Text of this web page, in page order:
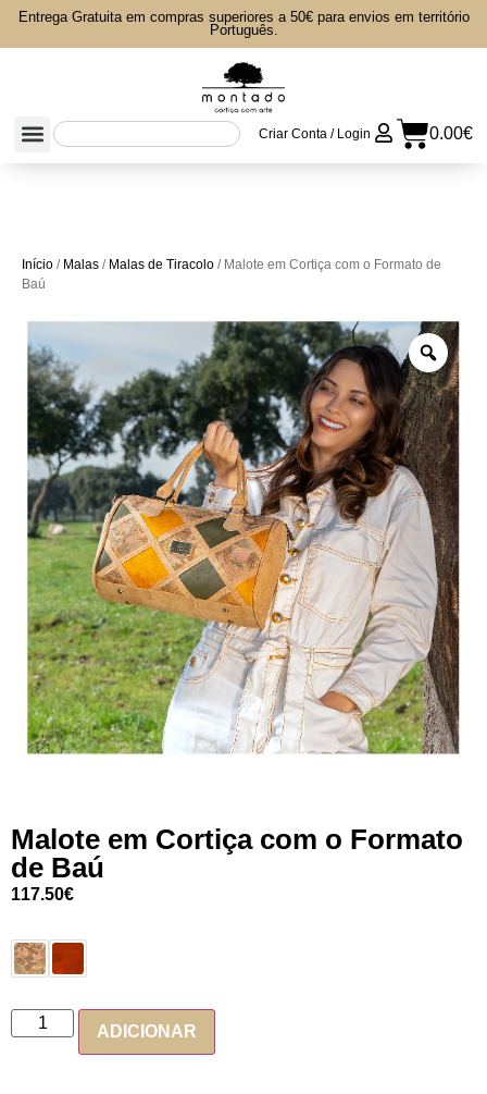
Entrega Gratuita em compras superiores a 50€ para envios em território
Português.
0.00€
Criar Conta / Login
Início / Malas / Malas de Tiracolo / Malote em Cortiça com o Formato de
Baú
Malote em Cortiça com o Formato
de Baú
117.50€
ADICIONAR